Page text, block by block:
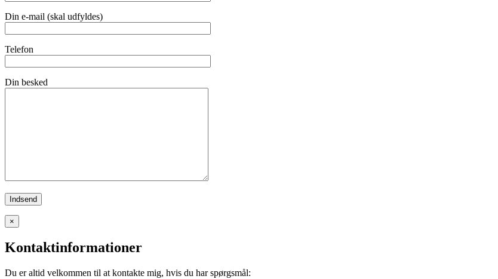
Din e-mail (skal udfyldes)
Telefon
Din besked
×
Kontaktinformationer
Du er altid velkommen til at kontakte mig, hvis du har spørgsmål: